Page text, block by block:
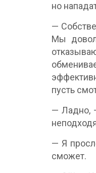
но
—
Мы
пусть
— Ладно,
— Я
сможет.